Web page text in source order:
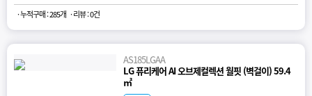
· 누적구매 : 285개 · 리뷰 : 0건
AS185LGAA
LG 퓨리케어 AI 오브제컬렉션 월핏 (벽걸이) 59.4
㎡